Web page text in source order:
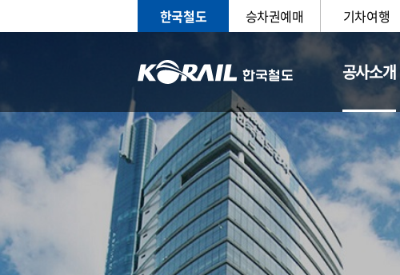
한국철도 승차권예매 기차여행
공사소개
CEO 일반현황